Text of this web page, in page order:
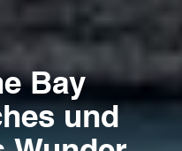
Bay
und